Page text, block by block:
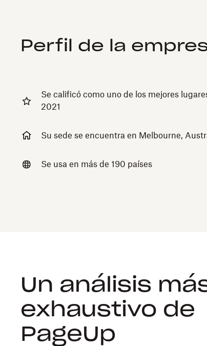
Perfil de la
Se calificó como uno de los mejores
2021
Su sede se encuentra en Melbourne,
Se usa en más de 190 países
Un análisis
exhaustivo de
PageUp